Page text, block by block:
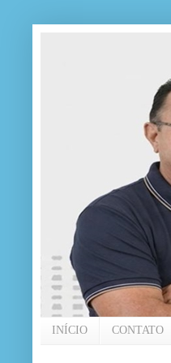
INÍCIO CONTATO